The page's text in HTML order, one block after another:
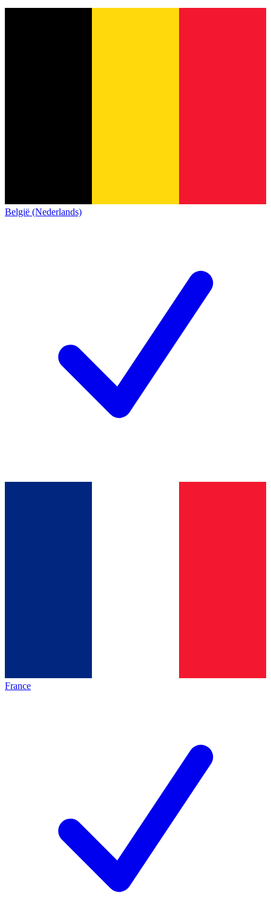
België (Nederlands)
France